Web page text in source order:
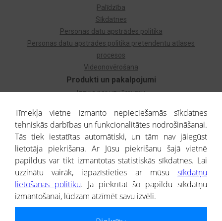
Produkti un pakalpojumi
Izziņa par uzņēmumu
Dzimtas koks
Uzņēmumu atlase
Monitorings
Kredītizziņa par ārvalstu uzņēmumiem
Palīdzība
Sīkdatnes
Personas datu apstrādes politika
Personas datu apstrādes politika pretendentu atlases
procesos
Videonovērošana
® CREDITREFORM Latvija
SIA
Tīmekļa vietne izmanto nepieciešamās sīkdatnes
tehniskās darbības un funkcionalitātes nodrošināšanai.
Tās tiek iestatītas automātiski, un tām nav jāiegūst
lietotāja piekrišana. Ar Jūsu piekrišanu šajā vietnē
papildus var tikt izmantotas statistiskās sīkdatnes. Lai
uzzinātu vairāk, iepazīstieties ar mūsu sīkdatņu
lietošanas politiku. Ja piekrītat šo papildu sīkdatņu
izmantošanai, lūdzam atzīmēt savu izvēli.